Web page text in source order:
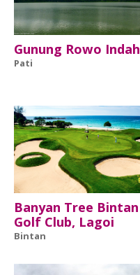
Gunung Rowo Indah
Pati
Banyan Tree Bintan
Golf Club, Lagoi
Bintan